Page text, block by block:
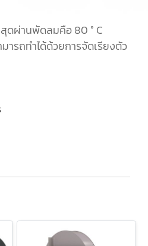
ผ่านพัดลมคือ 80 ° C
รถทำได้ด้วยการจัดเรียงตัว